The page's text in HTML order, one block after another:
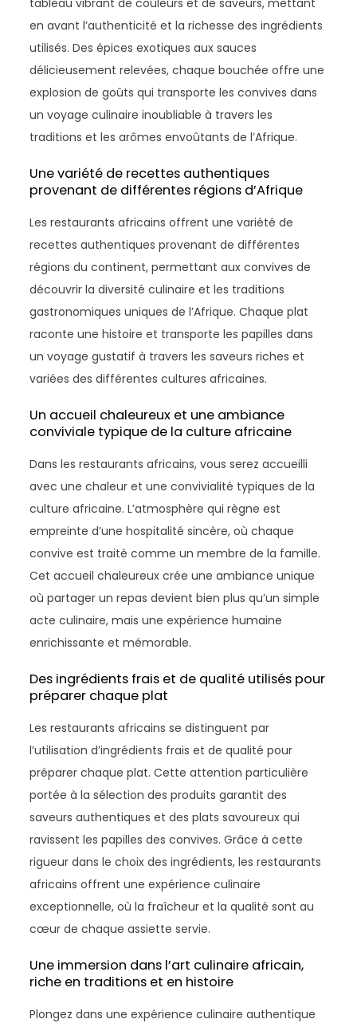
tableau vibrant de couleurs et de saveurs, mettant
en avant l’authenticité et la richesse des ingrédients
utilisés. Des épices exotiques aux sauces
délicieusement relevées, chaque bouchée offre une
explosion de goûts qui transporte les convives dans
un voyage culinaire inoubliable à travers les
traditions et les arômes envoûtants de l’Afrique.
Une variété de recettes authentiques
provenant de différentes régions d’Afrique
Les restaurants africains offrent une variété de
recettes authentiques provenant de différentes
régions du continent, permettant aux convives de
découvrir la diversité culinaire et les traditions
gastronomiques uniques de l’Afrique. Chaque plat
raconte une histoire et transporte les papilles dans
un voyage gustatif à travers les saveurs riches et
variées des différentes cultures africaines.
Un accueil chaleureux et une ambiance
conviviale typique de la culture africaine
Dans les restaurants africains, vous serez accueilli
avec une chaleur et une convivialité typiques de la
culture africaine. L’atmosphère qui règne est
empreinte d’une hospitalité sincère, où chaque
convive est traité comme un membre de la famille.
Cet accueil chaleureux crée une ambiance unique
où partager un repas devient bien plus qu’un simple
acte culinaire, mais une expérience humaine
enrichissante et mémorable.
Des ingrédients frais et de qualité utilisés pour
préparer chaque plat
Les restaurants africains se distinguent par
l’utilisation d’ingrédients frais et de qualité pour
préparer chaque plat. Cette attention particulière
portée à la sélection des produits garantit des
saveurs authentiques et des plats savoureux qui
ravissent les papilles des convives. Grâce à cette
rigueur dans le choix des ingrédients, les restaurants
africains offrent une expérience culinaire
exceptionnelle, où la fraîcheur et la qualité sont au
cœur de chaque assiette servie.
Une immersion dans l’art culinaire africain,
riche en traditions et en histoire
Plongez dans une expérience culinaire authentique